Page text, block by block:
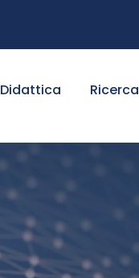
Didattica Ricerca